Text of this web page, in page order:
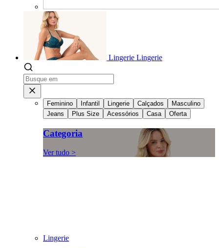
Lingerie Lingerie
Feminino Infantil Lingerie Calçados
Masculino
Jeans
Plus Size Acessórios Casa Oferta
Categoria
Ver tudo >
Lingerie